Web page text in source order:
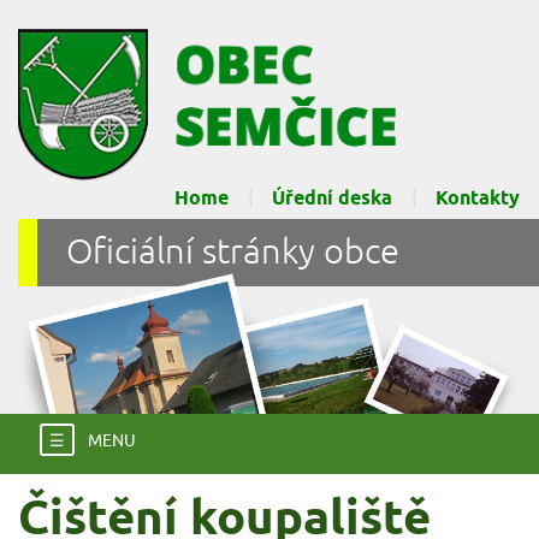
Oficiální stránky obce
Kontakty
Úřední deska
Home
☰ MENU
Čištění koupaliště